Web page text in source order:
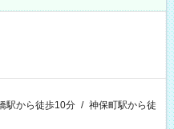
駅から徒歩10分 / 神保町駅から徒